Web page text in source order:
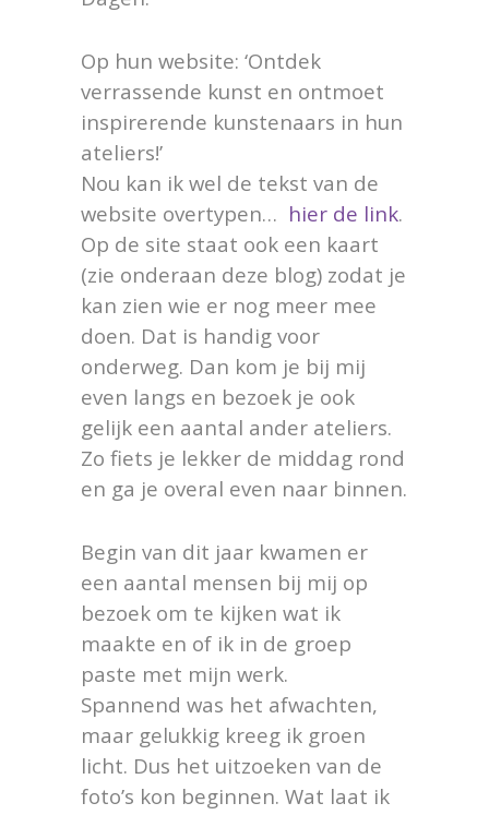
Op hun website: ‘Ontdek
verrassende kunst en ontmoet
inspirerende kunstenaars in hun
ateliers!’
Nou kan ik wel de tekst van de
website overtypen… hier de link.
Op de site staat ook een kaart
(zie onderaan deze blog) zodat je
kan zien wie er nog meer mee
doen. Dat is handig voor
onderweg. Dan kom je bij mij
even langs en bezoek je ook
gelijk een aantal ander ateliers.
Zo fiets je lekker de middag rond
en ga je overal even naar binnen.
Begin van dit jaar kwamen er
een aantal mensen bij mij op
bezoek om te kijken wat ik
maakte en of ik in de groep
paste met mijn werk.
Spannend was het afwachten,
maar gelukkig kreeg ik groen
licht. Dus het uitzoeken van de
foto’s kon beginnen. Wat laat ik